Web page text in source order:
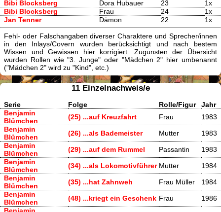
Bibi Blocksberg
Dora Hubauer 23
1x
Bibi Blocksberg
Frau 24
1x
Jan Tenner
Dämon 22 1x
Fehl- oder Falschangaben diverser Charaktere und Sprecher/innen
in den Inlays/Covern wurden berücksichtigt und nach bestem
Wissen und Gewissen hier korrigiert. Zugunsten der Übersicht
wurden Rollen wie "3. Junge" oder "Mädchen 2" hier umbenannt
("Mädchen 2" wird zu "Kind", etc.)
11 Einzelnachweis/e
Serie Folge Rolle/Figur
Jahr
Benjamin
Blümchen
(25) ...auf Kreuzfahrt Frau
1983
Benjamin
Blümchen
(26) ...als Bademeister Mutter
1983
Benjamin
Blümchen
(29) ...auf dem Rummel Passantin
1983
Benjamin
Blümchen
(34) ...als Lokomotivführer Mutter
1984
Benjamin
Blümchen
(35) ...hat Zahnweh Frau Müller
1984
Benjamin
Blümchen
(48) ...kriegt ein Geschenk Frau
1986
Benjamin